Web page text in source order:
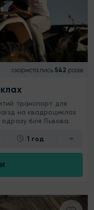
скористались 542 разів
транспорт для
на квадроциклах
біля Львова.
1 год